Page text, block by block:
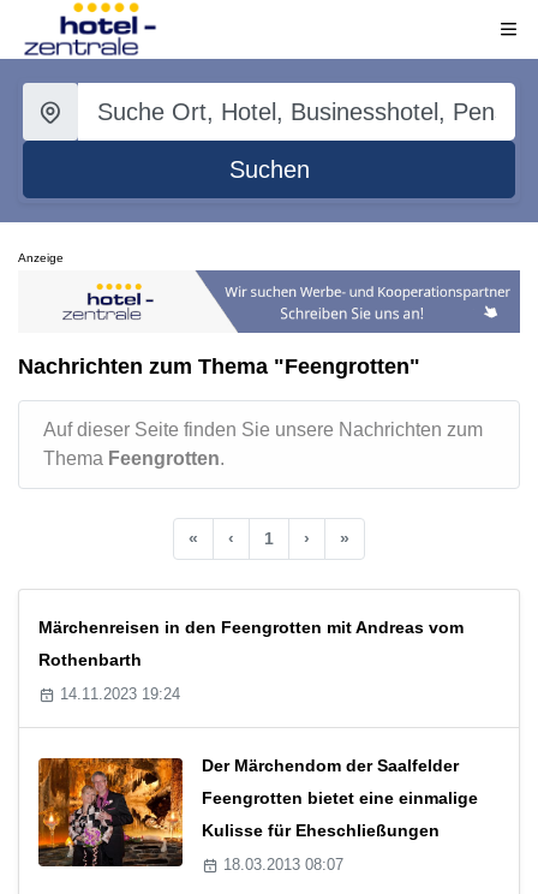
Suchen
Anzeige
Nachrichten zum Thema "Feengrotten"
Auf dieser Seite finden Sie unsere Nachrichten zum
Thema Feengrotten.
« ‹ 1 › »
Märchenreisen in den Feengrotten mit Andreas vom
Rothenbarth
14.11.2023 19:24
Der Märchendom der Saalfelder
Feengrotten bietet eine einmalige
Kulisse für Eheschließungen
18.03.2013 08:07